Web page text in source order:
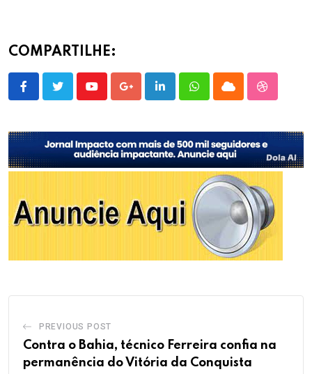
COMPARTILHE:
YoutubeGoogle+LinkedInWhatsappCloud
PREVIOUS POST
Contra o Bahia, técnico Ferreira confia na
permanência do Vitória da Conquista